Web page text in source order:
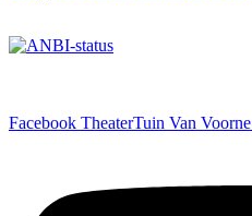
Facebook TheaterTuin Van Voorne